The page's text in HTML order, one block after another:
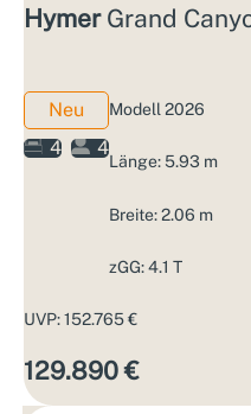
HymerGrand
Neu
4
4
Modell 2026
Länge: 5.93 m
Breite: 2.06 m
zGG: 4.1 T
UVP: 152.765 €
129.890 €